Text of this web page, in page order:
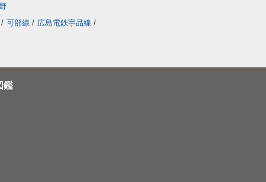
/ 可部線 / 広島電鉄宇品線 /
鑑